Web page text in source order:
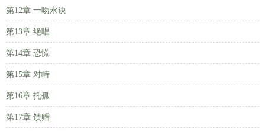
第12章 一吻永诀
第13章 绝唱
第14章 恐慌
第15章 对峙
第16章 托孤
第17章 馈赠